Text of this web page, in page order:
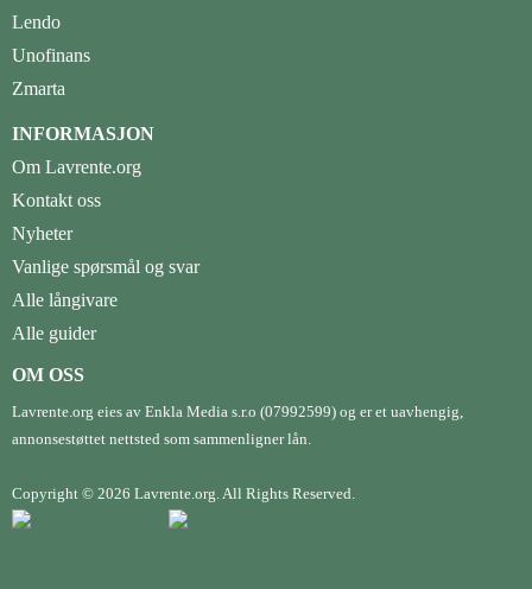
Lendo
Unofinans
Zmarta
INFORMASJON
Om Lavrente.org
Kontakt oss
Nyheter
Vanlige spørsmål og svar
Alle långivare
Alle guider
OM OSS
Lavrente.org eies av Enkla Media s.r.o (07992599) og er et uavhengig,
annonsestøttet nettsted som sammenligner lån.
Copyright © 2026 Lavrente.org. All Rights Reserved.